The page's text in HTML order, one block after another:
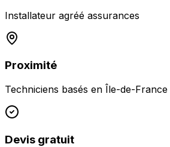
Installateur agréé assurances
Proximité
Techniciens basés en Île-de-France
Devis gratuit